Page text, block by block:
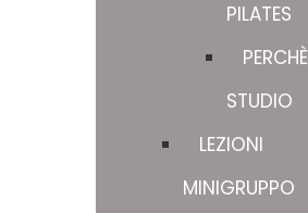
PILATES
STUDIO
LEZIONI
MINIGRUPPO